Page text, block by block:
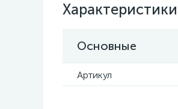
Характеристики
Основные
Артикул